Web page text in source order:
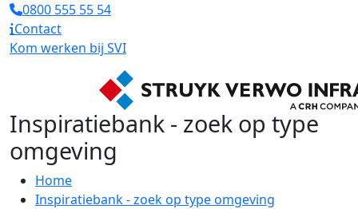
0800 555 55 54
Contact
Kom werken bij SVI
Inspiratiebank - zoek op type
omgeving
Home
Inspiratiebank - zoek op type omgeving